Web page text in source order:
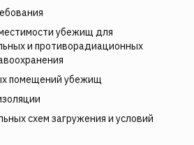
убежищ для
и противорадиационных
помещений убежищ
схем загружения и условий